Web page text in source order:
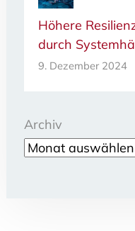
Höhere
durch
9. Dezember 2024
Archiv